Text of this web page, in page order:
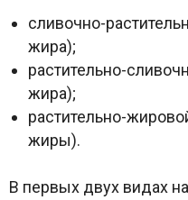
сливочно-
жира);
растительно-
жира);
растительно-
жиры).
В первых двух видах